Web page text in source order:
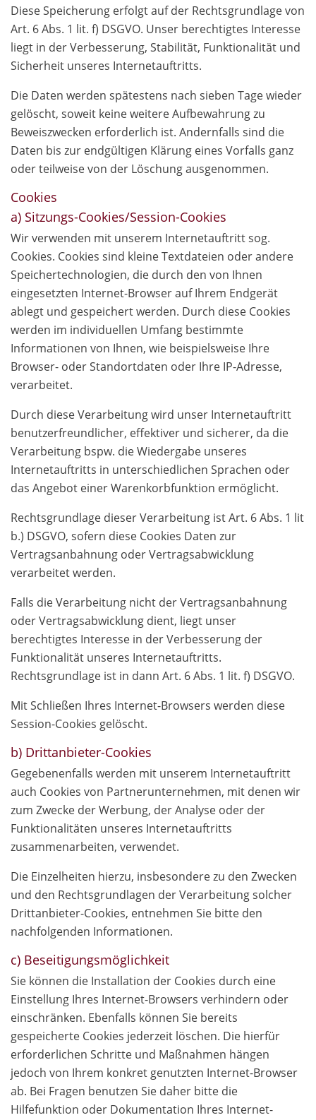
Diese Speicherung erfolgt auf der Rechtsgrundlage von
Art. 6 Abs. 1 lit. f) DSGVO. Unser berechtigtes Interesse
liegt in der Verbesserung, Stabilität, Funktionalität und
Sicherheit unseres Internetauftritts.
Die Daten werden spätestens nach sieben Tage wieder
gelöscht, soweit keine weitere Aufbewahrung zu
Beweiszwecken erforderlich ist. Andernfalls sind die
Daten bis zur endgültigen Klärung eines Vorfalls ganz
oder teilweise von der Löschung ausgenommen.
Cookies
a) Sitzungs-Cookies/Session-Cookies
Wir verwenden mit unserem Internetauftritt sog.
Cookies. Cookies sind kleine Textdateien oder andere
Speichertechnologien, die durch den von Ihnen
eingesetzten Internet-Browser auf Ihrem Endgerät
ablegt und gespeichert werden. Durch diese Cookies
werden im individuellen Umfang bestimmte
Informationen von Ihnen, wie beispielsweise Ihre
Browser- oder Standortdaten oder Ihre IP-Adresse,
verarbeitet.
Durch diese Verarbeitung wird unser Internetauftritt
benutzerfreundlicher, effektiver und sicherer, da die
Verarbeitung bspw. die Wiedergabe unseres
Internetauftritts in unterschiedlichen Sprachen oder
das Angebot einer Warenkorbfunktion ermöglicht.
Rechtsgrundlage dieser Verarbeitung ist Art. 6 Abs. 1 lit
b.) DSGVO, sofern diese Cookies Daten zur
Vertragsanbahnung oder Vertragsabwicklung
verarbeitet werden.
Falls die Verarbeitung nicht der Vertragsanbahnung
oder Vertragsabwicklung dient, liegt unser
berechtigtes Interesse in der Verbesserung der
Funktionalität unseres Internetauftritts.
Rechtsgrundlage ist in dann Art. 6 Abs. 1 lit. f) DSGVO.
Mit Schließen Ihres Internet-Browsers werden diese
Session-Cookies gelöscht.
b) Drittanbieter-Cookies
Gegebenenfalls werden mit unserem Internetauftritt
auch Cookies von Partnerunternehmen, mit denen wir
zum Zwecke der Werbung, der Analyse oder der
Funktionalitäten unseres Internetauftritts
zusammenarbeiten, verwendet.
Die Einzelheiten hierzu, insbesondere zu den Zwecken
und den Rechtsgrundlagen der Verarbeitung solcher
Drittanbieter-Cookies, entnehmen Sie bitte den
nachfolgenden Informationen.
c) Beseitigungsmöglichkeit
Sie können die Installation der Cookies durch eine
Einstellung Ihres Internet-Browsers verhindern oder
einschränken. Ebenfalls können Sie bereits
gespeicherte Cookies jederzeit löschen. Die hierfür
erforderlichen Schritte und Maßnahmen hängen
jedoch von Ihrem konkret genutzten Internet-Browser
ab. Bei Fragen benutzen Sie daher bitte die
Hilfefunktion oder Dokumentation Ihres Internet-